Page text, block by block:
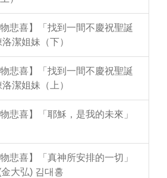
悲喜】「找到一間不慶祝聖誕
潔姐妹（下）
悲喜】「找到一間不慶祝聖誕
潔姐妹（上）
悲喜】「耶穌，是我的未來」
悲喜】「真神所安排的一切」
大弘) 김대홍